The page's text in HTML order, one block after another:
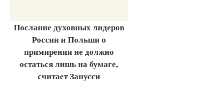
Послание духовных лидеров
России и Польши о
примирении не должно
остаться лишь на бумаге,
считает Занусси